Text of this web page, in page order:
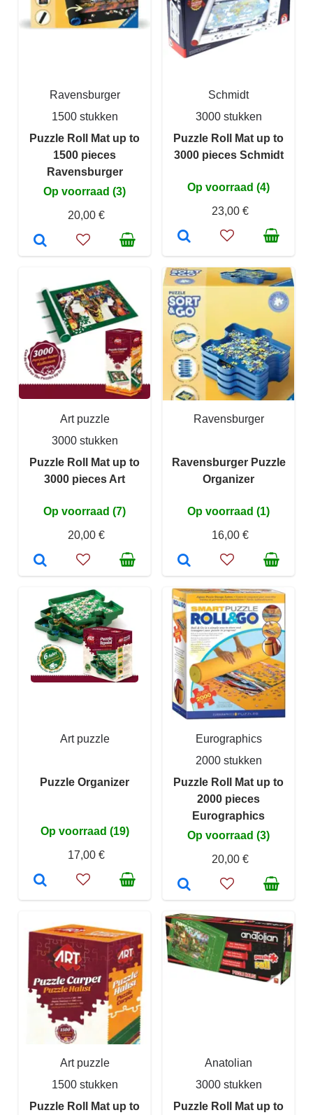
Ravensburger
1500 stukken
Puzzle Roll Mat up to
1500 pieces
Ravensburger
Op voorraad (3)
20,00 €
Schmidt
3000 stukken
Puzzle Roll Mat up to
3000 pieces Schmidt
Op voorraad (4)
23,00 €
Art puzzle
3000 stukken
Puzzle Roll Mat up to
3000 pieces Art
Op voorraad (7)
20,00 €
Ravensburger
Ravensburger Puzzle
Organizer
Op voorraad (1)
16,00 €
Art puzzle
Puzzle Organizer
Op voorraad (19)
17,00 €
Eurographics
2000 stukken
Puzzle Roll Mat up to
2000 pieces
Eurographics
Op voorraad (3)
20,00 €
Art puzzle
1500 stukken
Puzzle Roll Mat up to
Anatolian
3000 stukken
Puzzle Roll Mat up to